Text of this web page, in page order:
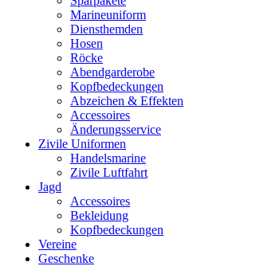
Marineuniform
Diensthemden
Hosen
Röcke
Abendgarderobe
Kopfbedeckungen
Abzeichen & Effekten
Accessoires
Änderungsservice
Zivile Uniformen
Handelsmarine
Zivile Luftfahrt
Jagd
Accessoires
Bekleidung
Kopfbedeckungen
Vereine
Geschenke